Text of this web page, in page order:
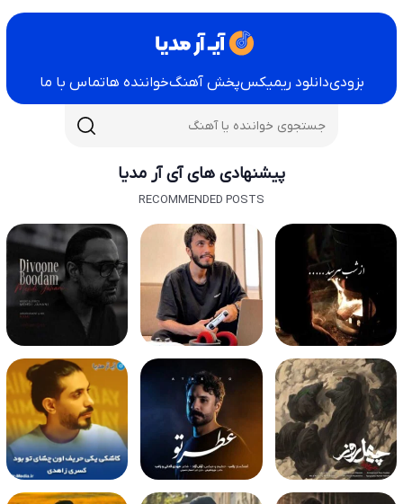
بزودیدانلود ریمیکسپخش آهنگخواننده هاتماس با ما
پیشنهادی های آی آر مدیا
RECOMMENDED POSTS